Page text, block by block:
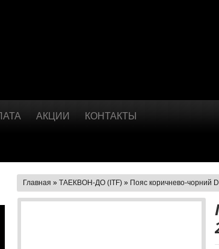
АКЦИИ КОНТАКТЫ
Главная » ТАЕКВОН-ДО (ІТF) » Пояс коричнево-чорний